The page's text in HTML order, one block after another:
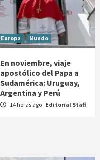
Europa Mundo
En noviembre, viaje
apostólico del Papa a
Sudamérica: Uruguay,
Argentina y Perú
14 horas ago Editorial Staff